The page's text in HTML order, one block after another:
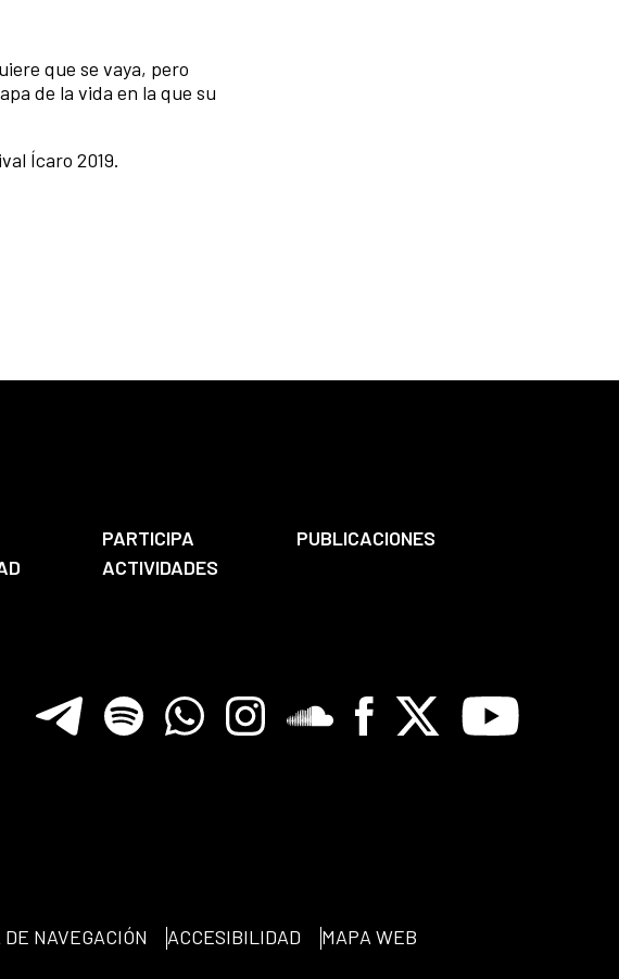
que se vaya, pero
de la vida en la que su
Ícaro 2019.
PARTICIPA
PUBLICACIONES
ACTIVIDADES
TelegramSpotify WhatsappInstagramSoundcloreFacebook
X Youtube
DE NAVEGACIÓN ACCESIBILIDAD MAPA WEB